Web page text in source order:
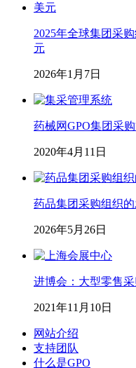
2025年全球集团采
元
2026年1月7日
药械网GPO集团采
2020年4月11日
药品集团采购组织
2026年5月26日
进博会：大型零售
2021年11月10日
网站介绍
支持团队
什么是GPO